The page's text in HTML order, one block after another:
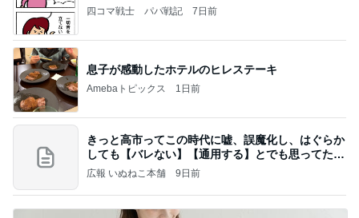
四コマ戦士 パパ戦記 7日前
息子が感動したホテルのヒレステーキ
Amebaトピックス 1日前
きっと高市ってこの時代に嘘、誤魔化し、はぐらか
しても【バレない】【通用する】とでも思ってたん
だろ
広報 いぬねこ本舗 9日前